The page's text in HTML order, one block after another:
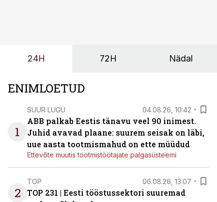
OÜ tegevjuht Sander Mitendorf.
24H 72H Nädal
ENIMLOETUD
1
SUUR LUGU 04.08.26, 10:42
ABB palkab Eestis tänavu veel 90 inimest.
Juhid avavad plaane: suurem seisak on läbi,
uue aasta tootmismahud on ette müüdud
Ettevõte muutis tootmistöötajate palgasüsteemi
2
TOP 06.08.26, 13:07
TOP 231 | Eesti tööstussektori suuremad